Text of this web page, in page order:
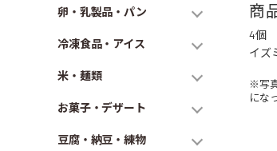
卵・乳製品・パン
冷凍食品・アイス
米・麺類
お菓子・デザート
豆腐・納豆・練物
商
4個
イズ
※写
にな